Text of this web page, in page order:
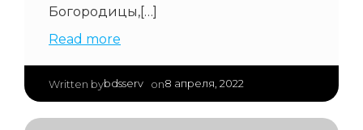
Богородицы,[…]
Read more
Written bybdsserv on8 апреля, 2022